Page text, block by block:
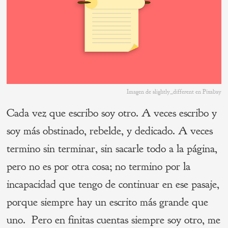
Imagen de slightly_different en Pixabay
Cada vez que escribo soy otro. A veces escribo y
soy más obstinado, rebelde, y dedicado. A veces
termino sin terminar, sin sacarle todo a la página,
pero no es por otra cosa; no termino por la
incapacidad que tengo de continuar en ese pasaje,
porque siempre hay un escrito más grande que
uno. Pero en finitas cuentas siempre soy otro, me